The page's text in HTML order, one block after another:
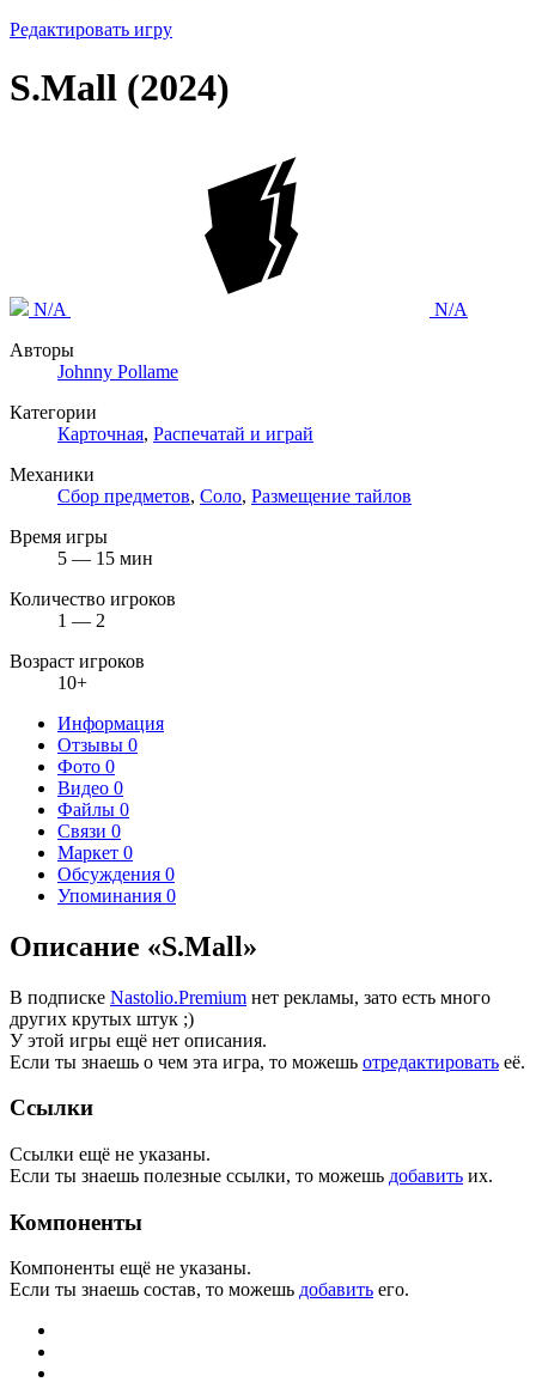
Редактировать игру
S.Mall (2024)
N/A
N/A
Авторы
Johnny Pollame
Категории
Карточная, Распечатай и играй
Механики
Сбор предметов, Соло, Размещение тайлов
Время игры
5 — 15 мин
Количество игроков
1 — 2
Возраст игроков
10+
Информация
Отзывы 0
Фото 0
Видео 0
Файлы 0
Связи 0
Маркет 0
Обсуждения 0
Упоминания 0
Описание «S.Mall»
В подписке Nastolio.Premium нет рекламы, зато есть много
других крутых штук ;)
У этой игры ещё нет описания.
Если ты знаешь о чем эта игра, то можешь отредактировать её.
Ссылки
Ссылки ещё не указаны.
Если ты знаешь полезные ссылки, то можешь добавить их.
Компоненты
Компоненты ещё не указаны.
Если ты знаешь состав, то можешь добавить его.